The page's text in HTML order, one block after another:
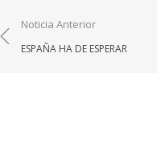
Navegación
de
Noticia Anterior
ESPAÑA HA DE ESPERAR